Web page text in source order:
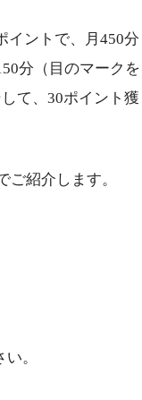
イントで、月450分
分（目のマークを
て、30ポイント獲
ご紹介します。
。